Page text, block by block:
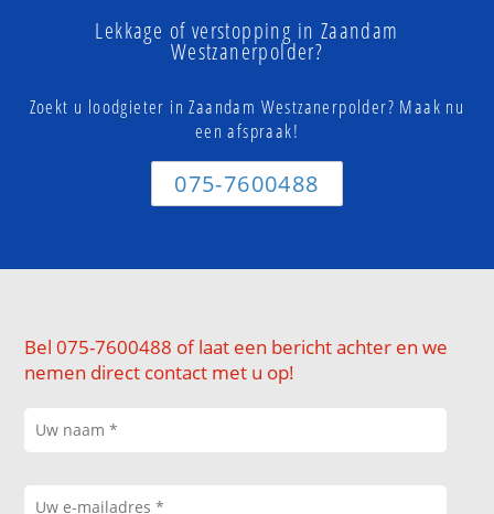
Lekkage of verstopping in Zaandam
Westzanerpolder?
Zoekt u loodgieter in Zaandam Westzanerpolder? Maak nu
een afspraak!
075-7600488
Bel 075-7600488 of laat een bericht achter en we
nemen direct contact met u op!